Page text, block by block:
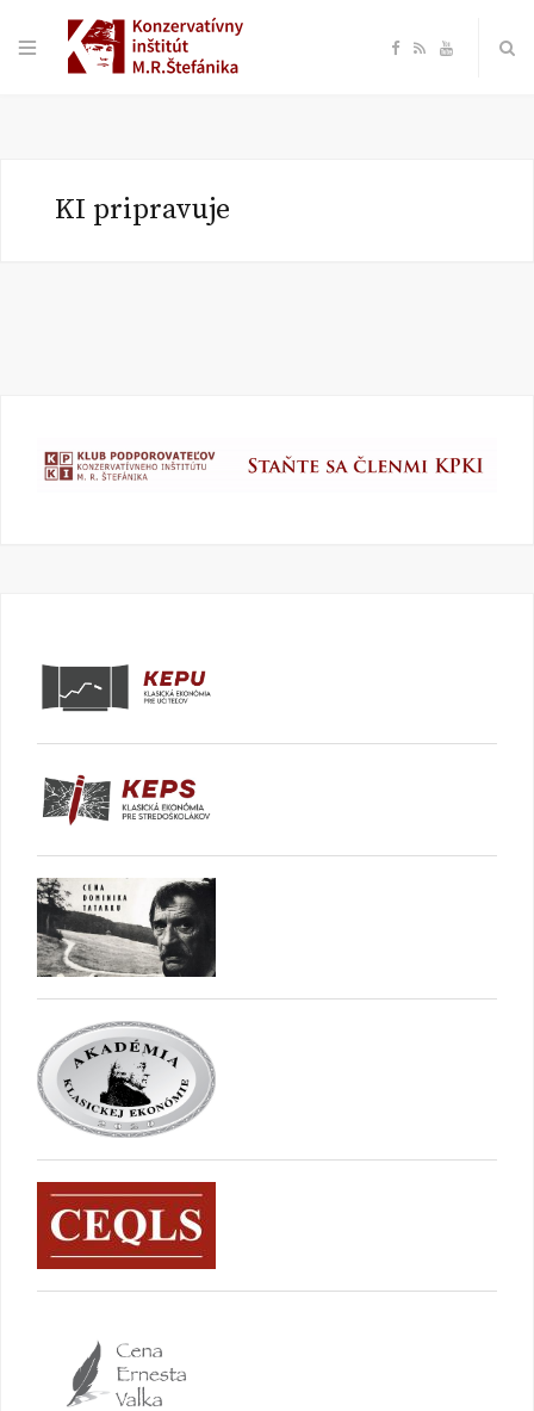
F
k
R Y
KI pripravuje